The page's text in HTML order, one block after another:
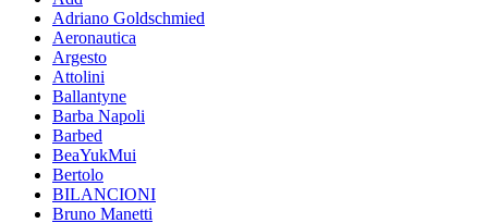
Adriano Goldschmied
Aeronautica
Argesto
Attolini
Ballantyne
Barba Napoli
Barbed
BeaYukMui
Bertolo
BILANCIONI
Bruno Manetti